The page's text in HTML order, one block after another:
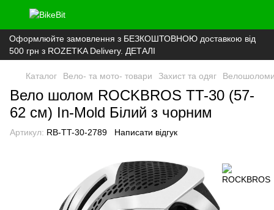
Оформлюйте замовлення з БЕЗКОШТОВНОЮ доставкою від
500 грн з ROZETKA Delivery. ДЕТАЛІ
Каталог Вело- та мото- товари Захист та одяг
Вело шолом ROCKBROS TT-30 (57-
62 см) In-Mold Білий з чорним
Артикул: RB-TT-30-2789 Написати відгук